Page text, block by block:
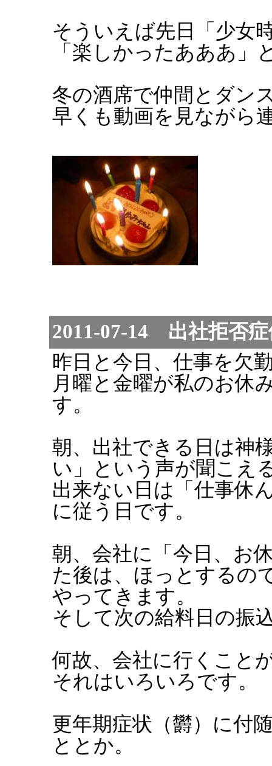
そういえば先日「少女
「楽しかったあああ」
冬の酒席で仲間とダン
早くも動画を見ながら
2011-07-14 出社拒否症
昨日と今日、仕事を欠
月曜と金曜が私のお休
す。
朝、出社できる日は神
い」という声が聞こえ
出来ない日は「仕事休
に従う日です。
朝、会社に「今日、お
た後は、ほっとするの
やってきます。
そして次の給料日の振
何故、会社に行くこと
それはいろいろです。
更年期症状（欝）に付
ととか。